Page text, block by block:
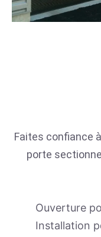
Faites confiance
porte
Ouverture
Installation